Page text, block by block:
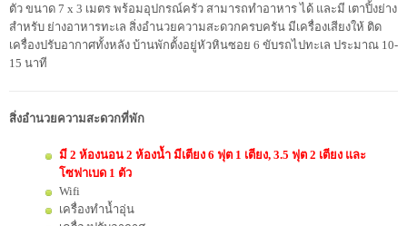
ตัว ขนาด 7 x 3 เมตร พร้อมอุปกรณ์ครัว สามารถทำอาหาร ได้ และมี เตาปิ้งย่าง
สำหรับ ย่างอาหารทะเล สิ่งอำนวยความสะดวกครบครัน มีเครื่องเสียงให้ ติด
เครื่องปรับอากาศทั้งหลัง บ้านพักตั้งอยู่หัวหินซอย 6 ขับรถไปทะเล ประมาณ 10-
15 นาที
สิ่งอำนวยความสะดวกที่พัก
มี 2 ห้องนอน 2 ห้องน้ำ มีเตียง 6 ฟุต 1 เตียง, 3.5 ฟุต 2 เตียง และ
โซฟาเบด 1 ตัว
Wifi
เครื่องทำน้ำอุ่น